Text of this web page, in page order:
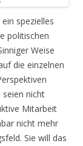
spezielles
politischen
Weise
die einzelnen
seien nicht
Mitarbeit
nicht mehr
Sie will das